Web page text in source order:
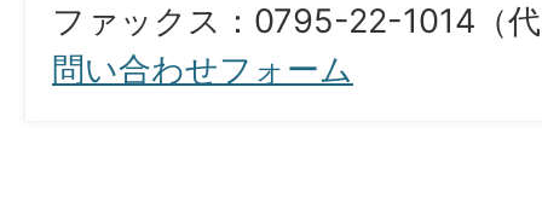
ファックス：0795-22-1014（
問い合わせフォーム